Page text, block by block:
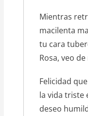
Mientras
macilenta
tu cara
Rosa, veo
Felicidad
la vida triste
deseo